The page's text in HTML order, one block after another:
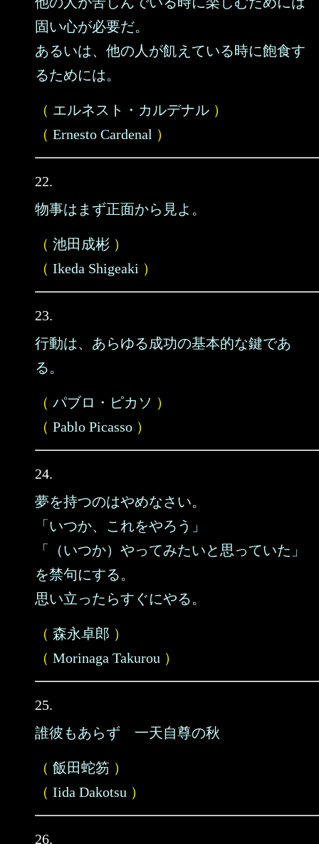
固い心が必要だ。
あるいは、他の人が飢えている時に飽食す
るためには。
（ エルネスト・カルデナル ）
（ Ernesto Cardenal ）
22.
物事はまず正面から見よ。
（ 池田成彬 ）
（ Ikeda Shigeaki ）
23.
行動は、あらゆる成功の基本的な鍵であ
る。
（ パブロ・ピカソ ）
（ Pablo Picasso ）
24.
夢を持つのはやめなさい。
「いつか、これをやろう」
「（いつか）やってみたいと思っていた」
を禁句にする。
思い立ったらすぐにやる。
（ 森永卓郎 ）
（ Morinaga Takurou ）
25.
誰彼もあらず 一天自尊の秋
（ 飯田蛇笏 ）
（ Iida Dakotsu ）
26.